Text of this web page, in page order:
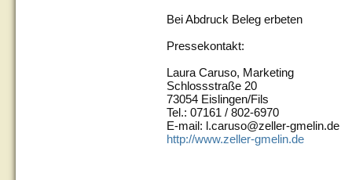
Bei Abdruck Beleg erbeten
Pressekontakt:
Laura Caruso, Marketing
Schlossstraße 20
73054 Eislingen/Fils
Tel.: 07161 / 802-6970
E-mail: l.caruso@zeller-gmelin.de
http://www.zeller-gmelin.de